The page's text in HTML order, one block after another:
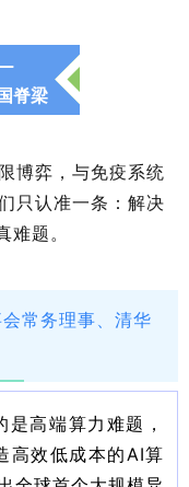
脊梁
博弈，与免疫系统
只认准一条：解决
题。
常务理事、清华
高端算力难题，
高效低成本的AI算